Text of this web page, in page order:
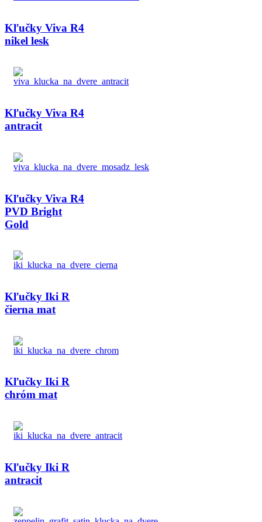
Kľučky Viva R4
nikel lesk
Kľučky Viva R4
antracit
Kľučky Viva R4
PVD Bright
Gold
Kľučky Iki R
čierna mat
Kľučky Iki R
chróm mat
Kľučky Iki R
antracit